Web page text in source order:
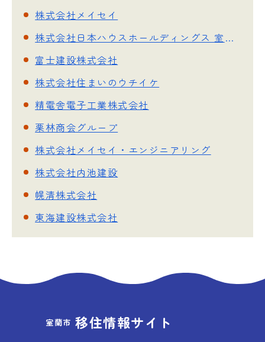
株式会社メイセイ
株式会社日本ハウスホールディングス 室蘭営業所
富士建設株式会社
株式会社住まいのウチイケ
精電舎電子工業株式会社
栗林商会グループ
株式会社メイセイ・エンジニアリング
株式会社内池建設
幌清株式会社
東海建設株式会社
室蘭市 移住情報サイト